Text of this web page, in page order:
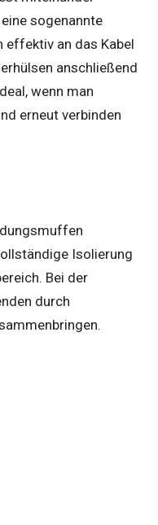
sogenannte
effektiv an das Kabel
anschließend
wenn man
erneut verbinden
Isolierung
Bei der
durch